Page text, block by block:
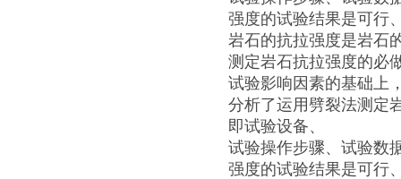
强度的试验结果是可行
岩石的抗拉强度是岩石
测定岩石抗拉强度的必
试验影响因素的基础上
分析了运用劈裂法测定
即试验设备、
试验操作步骤、试验数
强度的试验结果是可行